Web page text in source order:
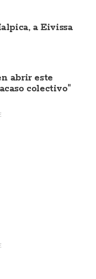
a Eivissa
abrir este
colectivo"